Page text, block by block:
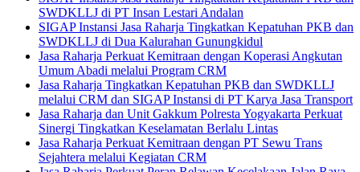
SWDKLLJ di PT Insan Lestari Andalan
SIGAP Instansi Jasa Raharja Tingkatkan Kepatuhan PKB dan
SWDKLLJ di Dua Kalurahan Gunungkidul
Jasa Raharja Perkuat Kemitraan dengan Koperasi Angkutan
Umum Abadi melalui Program CRM
Jasa Raharja Tingkatkan Kepatuhan PKB dan SWDKLLJ
melalui CRM dan SIGAP Instansi di PT Karya Jasa Transport
Jasa Raharja dan Unit Gakkum Polresta Yogyakarta Perkuat
Sinergi Tingkatkan Keselamatan Berlalu Lintas
Jasa Raharja Perkuat Kemitraan dengan PT Sewu Trans
Sejahtera melalui Kegiatan CRM